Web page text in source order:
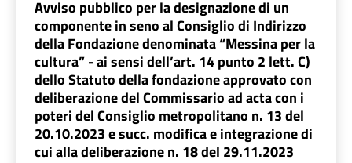
Avviso pubblico per la designazione di un
componente in seno al Consiglio di Indirizzo
della Fondazione denominata “Messina per la
cultura” - ai sensi dell’art. 14 punto 2 lett. C)
dello Statuto della fondazione approvato con
deliberazione del Commissario ad acta con i
poteri del Consiglio metropolitano n. 13 del
20.10.2023 e succ. modifica e integrazione di
cui alla deliberazione n. 18 del 29.11.2023